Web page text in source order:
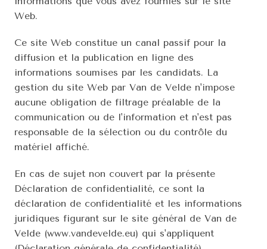
Web.
Ce site Web constitue un canal passif pour la
diffusion et la publication en ligne des
informations soumises par les candidats. La
gestion du site Web par Van de Velde n'impose
aucune obligation de filtrage préalable de la
communication ou de l'information et n'est pas
responsable de la sélection ou du contrôle du
matériel affiché.
En cas de sujet non couvert par la présente
Déclaration de confidentialité, ce sont la
déclaration de confidentialité et les informations
juridiques figurant sur le site général de Van de
Velde (www.vandevelde.eu) qui s'appliquent